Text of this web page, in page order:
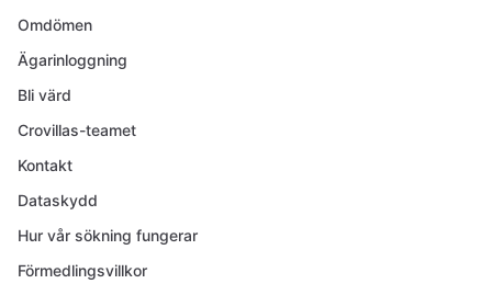
Omdömen
Ägarinloggning
Bli värd
Crovillas-teamet
Kontakt
Dataskydd
Hur vår sökning fungerar
Förmedlingsvillkor